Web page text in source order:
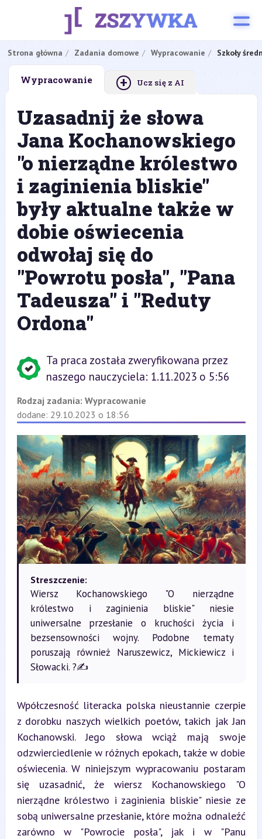
Strona główna Zadania domowe Wypracowanie Szkoły
Wypracowanie + Ucz się z AI
Uzasadnij że słowa
Jana Kochanowskiego
"o nierządne królestwo
i zaginienia bliskie"
były aktualne także w
dobie oświecenia
odwołaj się do
"Powrotu posła", "Pana
Tadeusza" i "Reduty
Ordona"
Ta praca została zweryfikowana przez
naszego nauczyciela: 1.11.2023 o 5:56
Rodzaj zadania: Wypracowanie
dodane: 29.10.2023 o 18:56
Streszczenie:
Wiersz Kochanowskiego "O nierządne
królestwo i zaginienia bliskie" niesie
uniwersalne przesłanie o kruchości życia i
bezsensowności wojny. Podobne tematy
poruszają również Naruszewicz, Mickiewicz i
Słowacki. ?✍️
Wpółczesność literacka polska nieustannie czerpie
z dorobku naszych wielkich poetów, takich jak Jan
Kochanowski. Jego słowa wciąż mają swoje
odzwierciedlenie w różnych epokach, także w dobie
oświecenia. W niniejszym wypracowaniu postaram
się uzasadnić, że wiersz Kochanowskiego "O
nierządne królestwo i zaginienia bliskie" niesie ze
sobą uniwersalne przesłanie, które można odnaleźć
zarówno w "Powrocie posła", jak i w "Panu